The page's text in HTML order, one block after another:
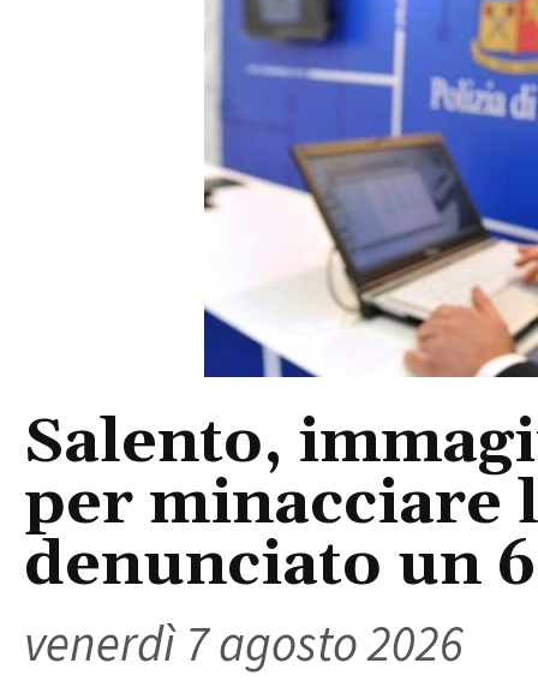
Salento,
per minacciare
denunciato un
venerdì 7 agosto 2026